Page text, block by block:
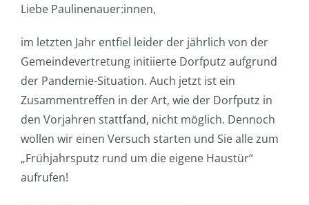
Liebe Paulinenauer:innen,
im letzten Jahr entfiel leider der jährlich von der
Gemeindevertretung initiierte Dorfputz aufgrund
der Pandemie-Situation. Auch jetzt ist ein
Zusammentreffen in der Art, wie der Dorfputz in
den Vorjahren stattfand, nicht möglich. Dennoch
wollen wir einen Versuch starten und Sie alle zum
„Frühjahrsputz rund um die eigene Haustür“
aufrufen!